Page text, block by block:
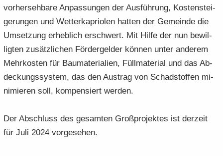
vor­her­seh­ba­re An­pas­sun­gen der Aus­füh­rung, Kos­ten­stei­
ge­run­gen und Wet­ter­ka­prio­len hat­ten der Ge­mein­de die
Um­set­zung er­heb­lich er­schwert. Mit Hilfe der nun be­wil­
lig­ten zu­sätz­li­chen För­der­gel­der kön­nen unter an­de­rem
Mehr­kos­ten für Bau­ma­te­ria­li­en, Füll­ma­te­ri­al und das Ab­
de­ckungs­sys­tem, das den Aus­trag von Schad­stof­fen mi­
ni­mie­ren soll, kom­pen­siert wer­den.
Der Ab­schluss des ge­sam­ten Groß­pro­jek­tes ist der­zeit
für Juli 2024 vor­ge­se­hen.